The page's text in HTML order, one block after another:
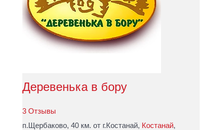
Деревенька в бору
3 Отзывы
п.Щербаково, 40 км. от г.Костанай, Костанай,